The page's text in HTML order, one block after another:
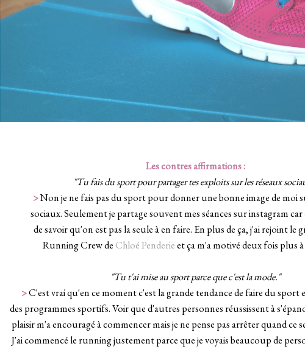
Les contres affirmations :
"Tu fais du sport pour partager tes exploits sur les réseaux
>Non je ne fais pas du sport pour donner une bonne image de moi
sociaux. Seulement je partage souvent mes séances sur instagram
de savoir qu'on est pas la seule à en faire. En plus de ça, j'ai rejoint le
Running Crew de Chloé Penderieet ça m'a motivé deux fois plus
"Tu t'ai mise au sport parce que c'est la mode."
>C'est vrai qu'en ce moment c'est la grande tendance de faire du sport
des programmes sportifs. Voir que d'autres personnes réussissent à
plaisir m'a encouragé à commencer mais je ne pense pas arrêter quand ce
J'ai commencé le running justement parce que je voyais beaucoup de